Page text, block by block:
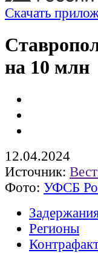
Скачать
на 10 млн
12.04.2024
Источник:
Фото: УФСБ
Регионы